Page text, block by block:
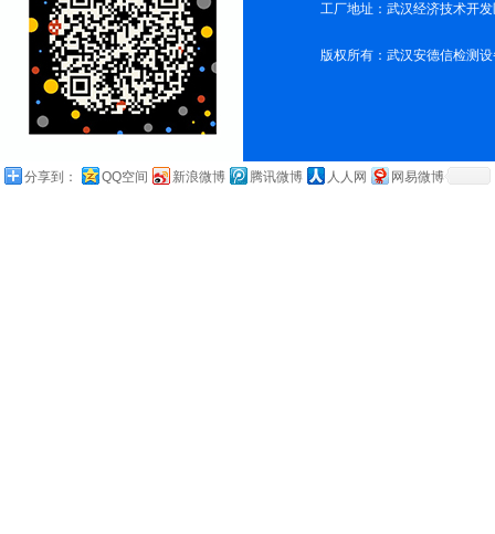
工厂地址：武汉经济技术开
版权所有：武汉安德信检测
分享到： QQ空间 新浪微博 腾讯微博 人人网 网易微博